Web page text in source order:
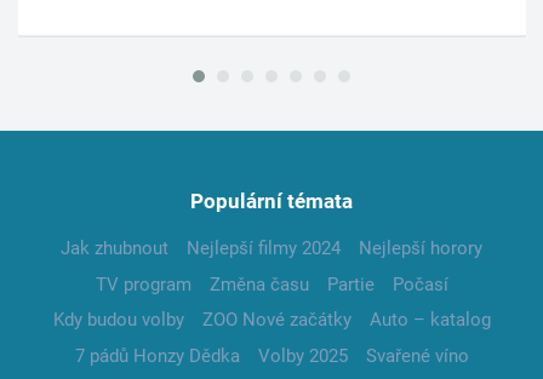
Populární témata
Jak zhubnout Nejlepší filmy 2024
Nejlepší horory
TV program
Změna času Partie
Počasí
Kdy budou volby
ZOO Nové začátky
Auto – katalog
7 pádů Honzy Dědka
Volby 2025
Svařené víno